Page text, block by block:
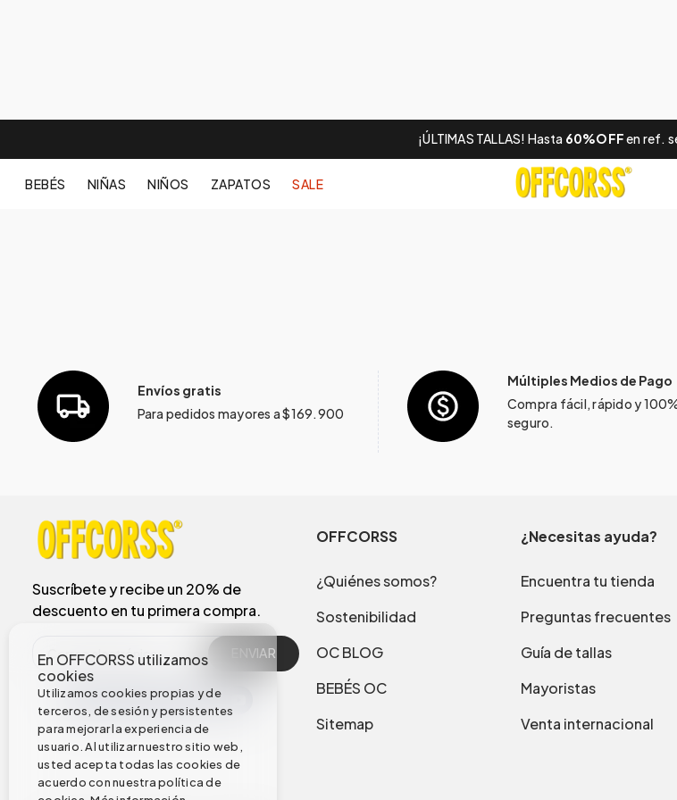
¡ÚLTIMAS TALLAS! Hasta 60%OFFen ref.
BEBÉS NIÑAS NIÑOS ZAPATOS SALE
En OFFCORSS utilizamos
cookies
Utilizamos cookies propias y de
terceros, de sesión y persistentes
para mejorar la experiencia de
usuario. Al utilizar nuestro sitio web,
usted acepta todas las cookies de
acuerdo con nuestra política de
Envíos gratis
Para pedidos mayores a $169.900
Múltiples Medios de Pago
Compra fácil, rápido y
seguro.
Suscríbete y recibe un 20% de
descuento en tu primera compra.
ENVIAR
OFFCORSS
¿Quiénes somos?
Sostenibilidad
OC BLOG
BEBÉS OC
Sitemap
¿Necesitas ayuda?
Encuentra tu tienda
Preguntas frecuentes
Guía de tallas
Mayoristas
Venta internacional